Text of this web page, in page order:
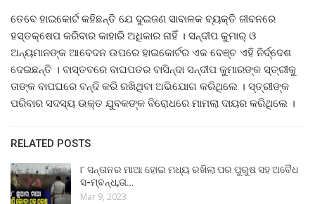
ତେବେ ହାଇକୋର୍ଟ କହିଛନ୍ତି ଯେ ଦୁଇଜଣ ସାବାଳକ ବ୍ୟକ୍ତି ଜୀବନରେ
ହସ୍ତକ୍ଷେପ କରିବାର କାହାରି ଅଧିକାର ନାହିଁ । ସନ୍ଦୀପ କୁମାର୍ ଓ
ଅନ୍ୟମାନଙ୍କ ଆବେଦନ ଉପରେ ହାଇକୋର୍ଟର ଏକ ବେଞ୍ଚ ଏହି ନିର୍ଦ୍ଦେଶ
ଦେଇଛନ୍ତି । ବାସ୍ତବରେ ବାଘପତର ବାସିନ୍ଦା ସନ୍ଦୀପ କୁମାରଙ୍କ ସ୍ତ୍ରୀକୁ
ତାଙ୍କ ବାପଘରେ ବନ୍ଦି କରି ରଖିଥିବା ଅଭିଯୋଗ କରିଥିଲେ । ସ୍ତ୍ରୀଙ୍କ
ପରିବାର ସଦସ୍ୟ ଉକ୍ତ ଯୁବକଙ୍କ ବିରୋଧରେ ମାମଲା ଦାୟର କରିଥିଲେ ।
RELATED POSTS
୮ ସନ୍ତାନର ମାଆ ହୋଇ ମଧ୍ୟ ରଖିଲା ପର ପୁରୁଷ ସହ ଅବୈଧ
ସ-ମ୍ବନ୍ଧ,ତା…
Mar 9, 2023